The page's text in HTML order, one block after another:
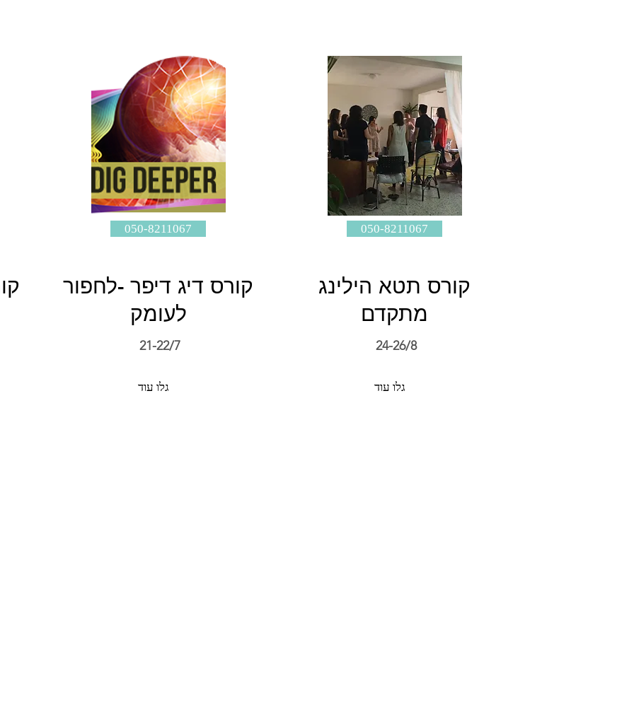
050-8211067
קורס דיג דיפר -לחפור
לעומק
21-22/7
גלו עוד
050-8211067
קורס תטא הילינג
מתקדם
24-26/8
גלו עוד